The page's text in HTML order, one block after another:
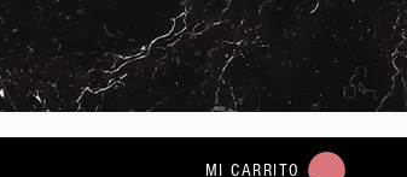
MI CARRITO